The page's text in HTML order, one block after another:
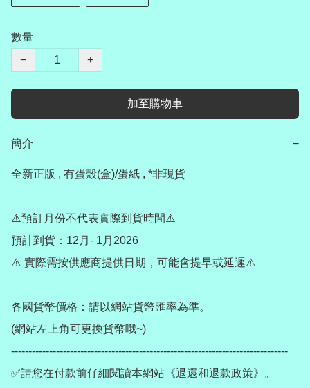
數量
−
+
加至購物車
簡介 −
全新正版 , 有蛋殼(盒)/蛋紙 , *非現貨
⚠️預訂月份不代表實際到貨時間⚠️
預計到貨：12月- 1月2026
⚠️ 實際需按供應商提供日期，可能會提早或延遲⚠️
各國貨幣價格：請以網站貨幣匯率為準。
(網站左上角可更換貨幣哦~)
--------------------------------------------------------------------------------
✅請您在付款前仔細閱讀本網站《退還和退款政策》。